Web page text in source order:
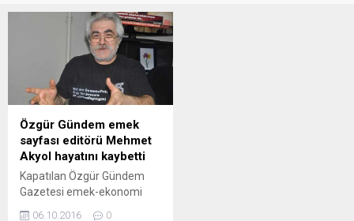
Özgür Gündem emek
sayfası editörü Mehmet
Akyol hayatını kaybetti
Kapatılan Özgür Gündem
Gazetesi emek-ekonomi
06.10.2016
0